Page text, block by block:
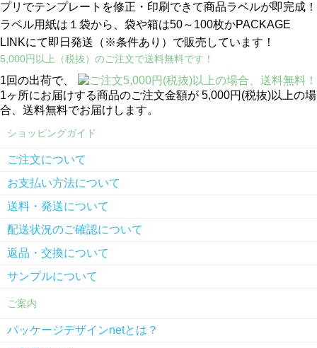
プリでテンプレートを修正・印刷できて商品ラベルが即完成！
ラベル用紙は１袋から、袋や箱は50～100枚かPACKAGE
LINKにて即日発送 （※条件あり） で販売しています！
5,000円以上（税抜）のご注文で送料無料です！
1回の出荷で、
1ヶ所にお届けする商品のご注文金額が 5,000円(税抜)以上の場
合、送料無料でお届けします。
ショッピングガイド
ご注文について
お支払い方法について
送料・発送について
配送状況のご確認について
返品・交換について
サンプルについて
ご案内
パッケージデザインnetとは？